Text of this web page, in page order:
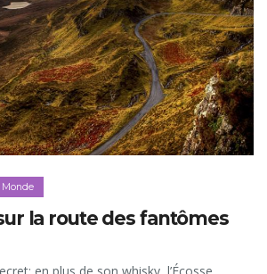
Monde
la route des fantômes